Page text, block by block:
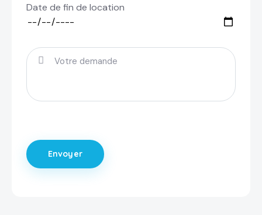
Date de fin de location